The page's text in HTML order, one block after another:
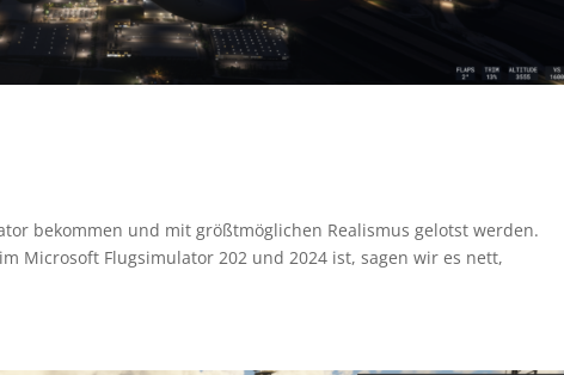
bekommen und mit größtmöglichen Realismus gelotst werden.
Microsoft Flugsimulator 202 und 2024 ist, sagen wir es nett,